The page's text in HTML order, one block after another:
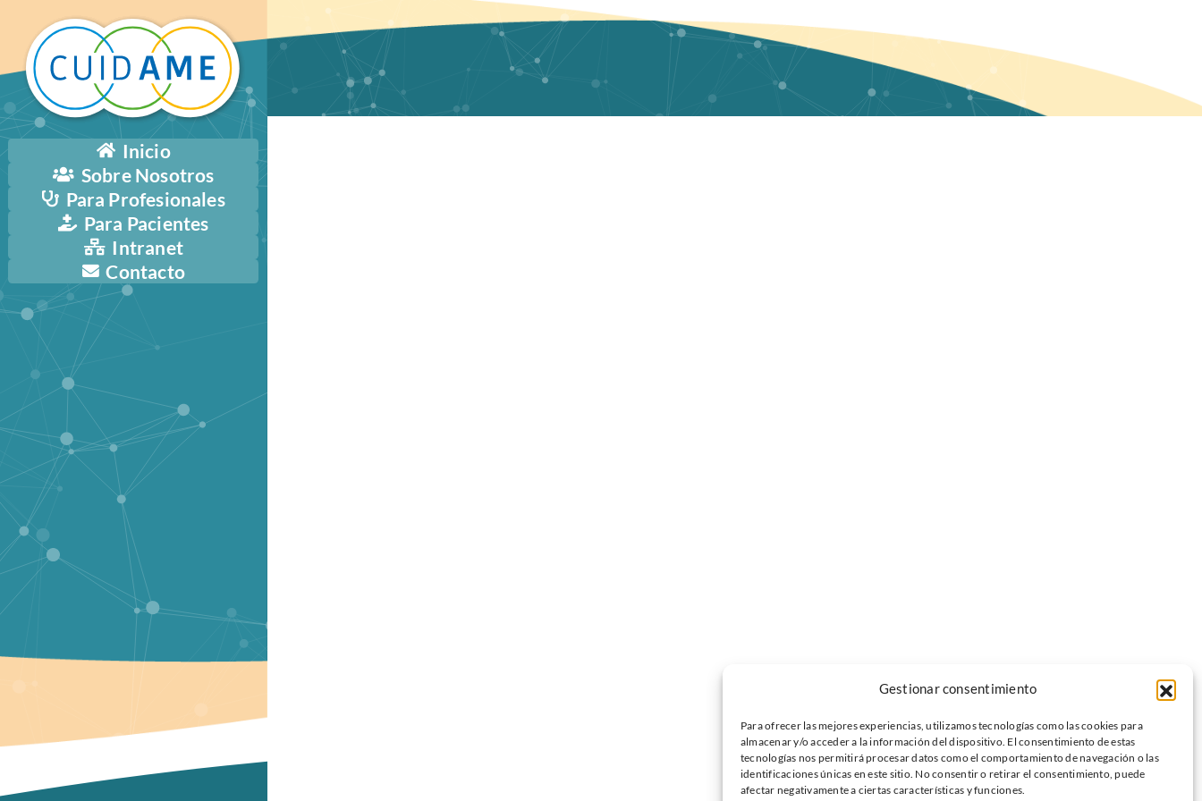
Gestionar consentimiento
Para ofrecer las mejores experiencias, utilizamos tecnologías como las cookies para
almacenar y/o acceder a la información del dispositivo. El consentimiento de estas
tecnologías nos permitirá procesar datos como el comportamiento de navegación o las
identificaciones únicas en este sitio. No consentir o retirar el consentimiento, puede
afectar negativamente a ciertas características y funciones.
Inicio
Sobre Nosotros
Para Profesionales
Para Pacientes
Intranet
Contacto